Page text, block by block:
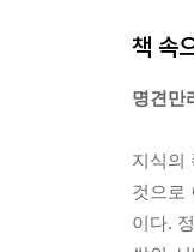
책 속
명견만
지식의
것으로
이다.